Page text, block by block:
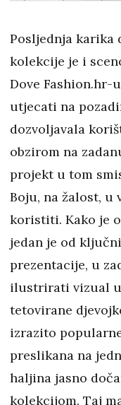
Posljednja karika
kolekcije je i
Dove Fashion.hr-
utjecati na
dozvoljavala
obzirom na
projekt u tom
Boju, na žalost,
koristiti. Kako je
jedan je od
prezentacije, u
ilustrirati vizual
tetovirane
izrazito
preslikana na
haljina jasno
kolekcijom. Taj